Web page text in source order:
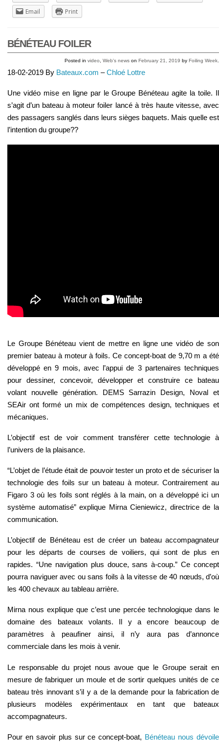
Email
Print
BÉNÉTEAU FOILER
Posted in video, Web's news on February 21, 2019 by Foiling Week.
18-02-2019 By Bateaux.com –Chloé Lottre
Une vidéo mise en ligne par le Groupe Bénéteau agite la toile. Il
s’agit d’un bateau à moteur foiler lancé à très haute vitesse, avec
des passagers sanglés dans leurs sièges baquets. Mais quelle est
l’intention du groupe??
Le Groupe Bénéteau vient de mettre en ligne une vidéo de son
premier bateau à moteur à foils. Ce concept-boat de 9,70 m a été
développé en 9 mois, avec l’appui de 3 partenaires techniques
pour dessiner, concevoir, développer et construire ce bateau
volant nouvelle génération. DEMS Sarrazin Design, Noval et
SEAir ont formé un mix de compétences design, techniques et
mécaniques.
L’objectif est de voir comment transférer cette technologie à
l’univers de la plaisance.
“L’objet de l’étude était de pouvoir tester un proto et de sécuriser la
technologie des foils sur un bateau à moteur. Contrairement au
Figaro 3 où les foils sont réglés à la main, on a développé ici un
système automatisé” explique Mirna Cieniewicz, directrice de la
communication.
L’objectif de Bénéteau est de créer un bateau accompagnateur
pour les départs de courses de voiliers, qui sont de plus en
rapides. “Une navigation plus douce, sans à-coup.” Ce concept
pourra naviguer avec ou sans foils à la vitesse de 40 nœuds, d’où
les 400 chevaux au tableau arrière.
Mirna nous explique que c’est une percée technologique dans le
domaine des bateaux volants. Il y a encore beaucoup de
paramètres à peaufiner ainsi, il n’y aura pas d’annonce
commerciale dans les mois à venir.
Le responsable du projet nous avoue que le Groupe serait en
mesure de fabriquer un moule et de sortir quelques unités de ce
bateau très innovant s’il y a de la demande pour la fabrication de
plusieurs modèles expérimentaux en tant que bateaux
accompagnateurs.
Pour en savoir plus sur ce concept-boat, Bénéteau nous dévoile